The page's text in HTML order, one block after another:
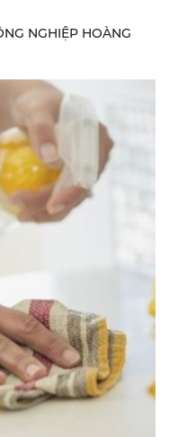
NGHIỆP HOÀNG